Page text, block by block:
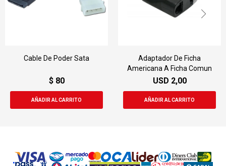
Adaptador De Ficha
Americana A Ficha Comun
Adaptador Plug 0.35
Auricular Y
$ 99